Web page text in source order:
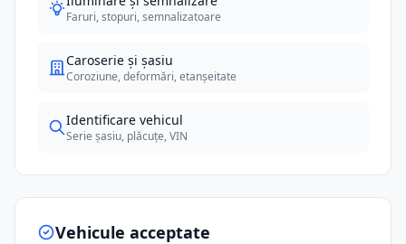
Faruri, stopuri, semnalizatoare
Caroserie și șasiu
Coroziune, deformări, etanșeitate
Identificare vehicul
Serie șasiu, plăcuțe, VIN
Vehicule acceptate